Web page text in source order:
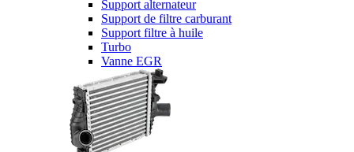
Support alternateur
Support de filtre carburant
Support filtre à huile
Turbo
Vanne EGR